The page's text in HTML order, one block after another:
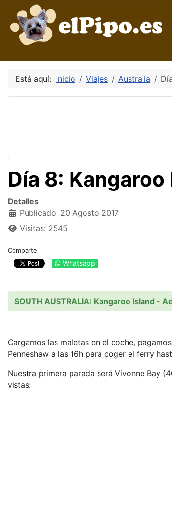
Está aquí: Inicio Viajes Australia
Día 8: Kangaroo
Detalles
Publicado: 20 Agosto 2017
Visitas: 2545
Comparte
Whatsapp
SOUTH AUSTRALIA: Kangaroo Island -
Cargamos las maletas en el coche,
Penneshaw a las 16h para coger el ferry
Nuestra primera parada será Vivonne Bay
vistas: